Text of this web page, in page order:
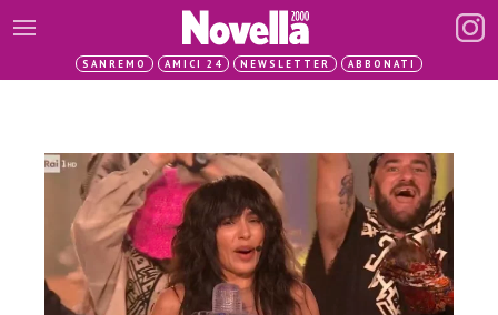
SANREMO AMICI 24 NEWSLETTER ABBONATI